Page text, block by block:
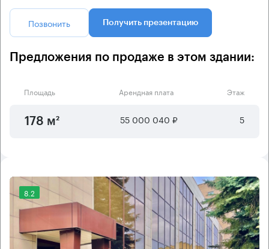
Позвонить Получить презентацию
Предложения по продаже в этом здании:
Площадь Арендная плата Этаж
178 м² 55 000 040 ₽ 5
8.2